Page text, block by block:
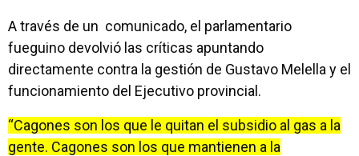
A través de un comunicado, el parlamentario
fueguino devolvió las críticas apuntando
directamente contra la gestión de Gustavo Melella y el
funcionamiento del Ejecutivo provincial.
“Cagones son los que le quitan el subsidio al gas a la
gente. Cagones son los que mantienen a la